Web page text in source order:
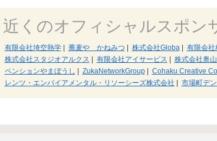
近くのオフィシャルスポン
有限会社埼空熱学| 蕎麦や かねみつ 株式会社Globa| 有限会社
株式会社スタジオアルクス
有限会社アイサービス 株式会社奥
ペンションやまぼうし
ZukaNetworkGroup| Cohaku Creative
レンツ・エンバイアメンタル・リソーシーズ株式会社
市場町デ